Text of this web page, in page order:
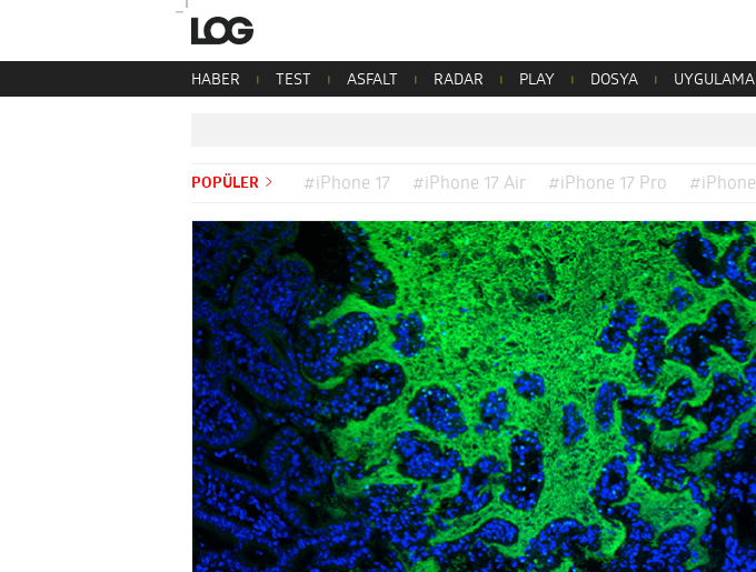
HABER TEST ASFALT RADAR PLAY DOSYA UYGULAMA
POPÜLER #iPhone 17 #iPhone 17 Air #iPhone 17 Pro